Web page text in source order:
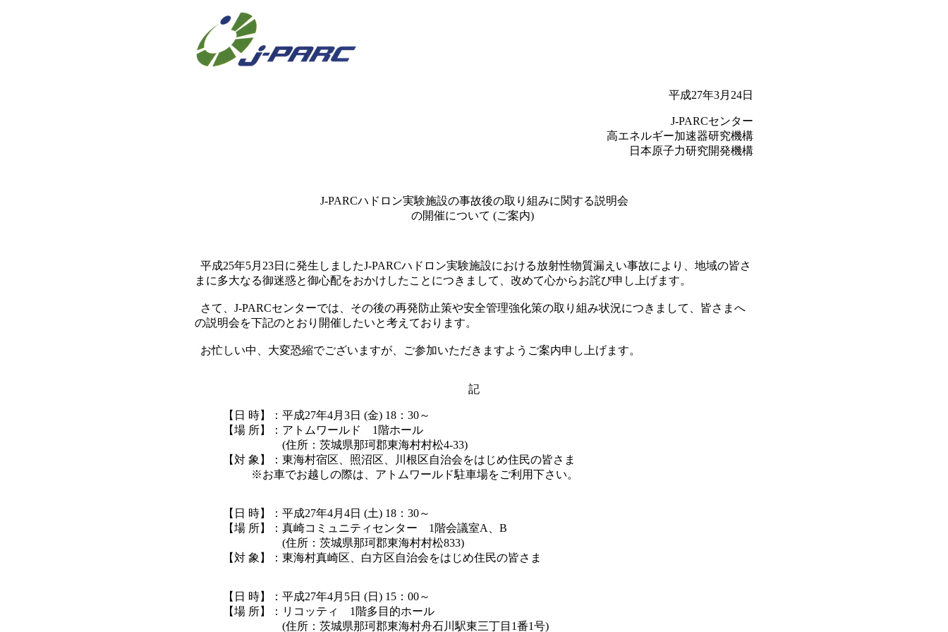
平成27年3月24日
J-PARCセンター
高エネルギー加速器研究機構
日本原子力研究開発機構
J-PARCハドロン実験施設の事故後の取り組みに関する説明会
の開催について (ご案内)
平成25年5月23日に発生しましたJ-PARCハドロン実験施設における放射性物質漏えい事故により、地域の皆さ
まに多大なる御迷惑と御心配をおかけしたことにつきまして、改めて心からお詫び申し上げます。
さて、J-PARCセンターでは、その後の再発防止策や安全管理強化策の取り組み状況につきまして、皆さまへ
の説明会を下記のとおり開催したいと考えております。
お忙しい中、大変恐縮でございますが、ご参加いただきますようご案内申し上げます。
記
【日 時】：平成27年4月3日 (金) 18：30～
【場 所】：アトムワールド 1階ホール
(住所：茨城県那珂郡東海村村松4-33)
【対 象】：東海村宿区、照沼区、川根区自治会をはじめ住民の皆さま
※お車でお越しの際は、アトムワールド駐車場をご利用下さい。
【日 時】：平成27年4月4日 (土) 18：30～
【場 所】：真崎コミュニティセンター 1階会議室A、B
(住所：茨城県那珂郡東海村村松833)
【対 象】：東海村真崎区、白方区自治会をはじめ住民の皆さま
【日 時】：平成27年4月5日 (日) 15：00～
【場 所】：リコッティ 1階多目的ホール
(住所：茨城県那珂郡東海村舟石川駅東三丁目1番1号)